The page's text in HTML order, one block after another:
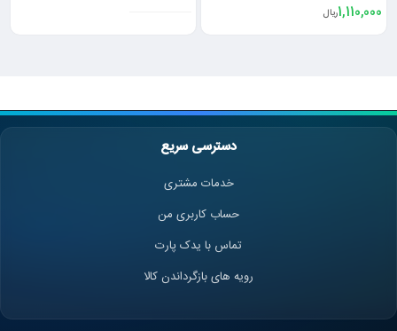
1,110,000ریال
دسترسی سریع
خدمات مشتری
حساب کاربری من
تماس با یدک پارت
رویه های بازگرداندن کالا